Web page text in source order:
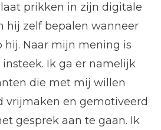
prikken in zijn digitale
hij zelf bepalen wanneer
hij. Naar mijn mening is
Ik ga er namelijk
die met mij willen
vrijmaken en gemotiveerd
gesprek aan te gaan. Ik